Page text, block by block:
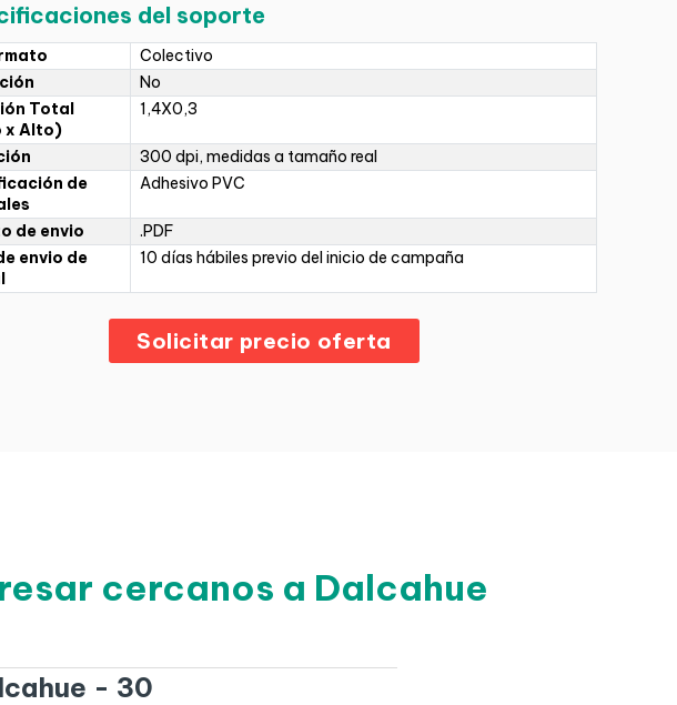
del soporte
Colectivo
No
Total
x Alto)
1,4X0,3
300 dpi, medidas a tamaño real
de
Adhesivo PVC
de envio
.PDF
envio de
10 días hábiles previo del inicio de campaña
Solicitar precio oferta
cercanos a Dalcahue
- 30